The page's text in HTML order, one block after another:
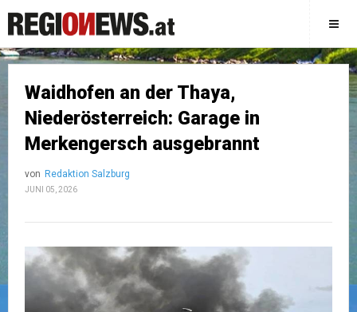
Waidhofen an der Thaya,
Niederösterreich: Garage in
Merkengersch ausgebrannt
von Redaktion Salzburg
JUNI 05, 2026